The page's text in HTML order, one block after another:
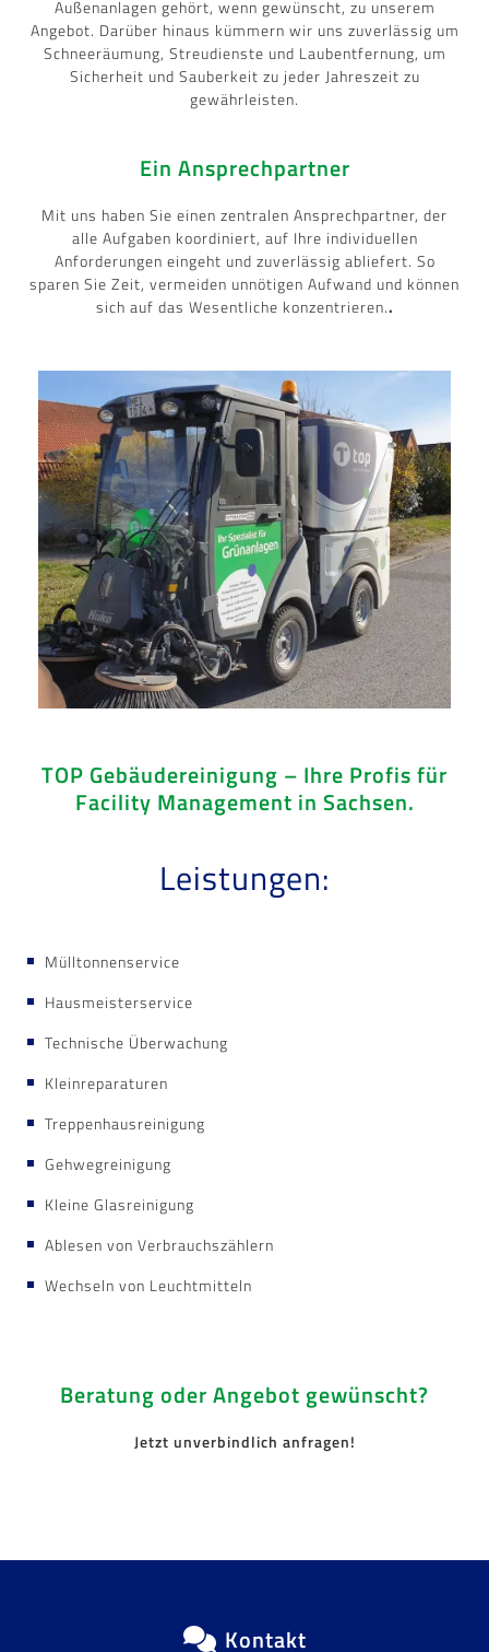
Außenanlagen gehört, wenn gewünscht, zu unserem
Angebot. Darüber hinaus kümmern wir uns zuverlässig um
Schneeräumung, Streudienste und Laubentfernung, um
Sicherheit und Sauberkeit zu jeder Jahreszeit zu
gewährleisten.
Ein Ansprechpartner
Mit uns haben Sie einen zentralen Ansprechpartner, der
alle Aufgaben koordiniert, auf Ihre individuellen
Anforderungen eingeht und zuverlässig abliefert. So
sparen Sie Zeit, vermeiden unnötigen Aufwand und können
sich auf das Wesentliche konzentrieren..
TOP Gebäudereinigung – Ihre Profis für
Facility Management in Sachsen.
Leistungen:
Mülltonnenservice
Hausmeisterservice
Technische Überwachung
Kleinreparaturen
Treppenhausreinigung
Gehwegreinigung
Kleine Glasreinigung
Ablesen von Verbrauchszählern
Wechseln von Leuchtmitteln
Beratung oder Angebot gewünscht?
Jetzt unverbindlich anfragen!
Kontakt